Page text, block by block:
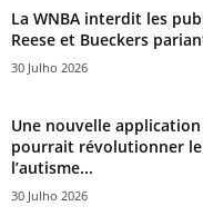
La WNBA interdit les
Reese et Bueckers
30 Julho 2026
Une nouvelle
pourrait révolutionner
l’autisme...
30 Julho 2026